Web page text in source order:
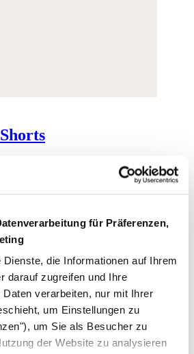
für Präferenzen,
die Informationen auf Ihrem
darauf zugreifen und Ihre
Daten verarbeiten, nur mit Ihrer
um Einstellungen zu
um Sie als Besucher zu
der Website zu analysieren